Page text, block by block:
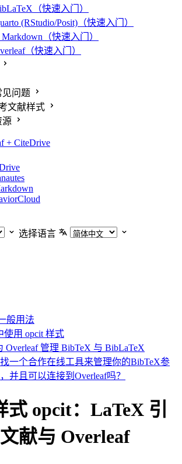
（快速入门）
(RStudio/Posit)（快速入门）
（快速入门）
（快速入门）
见问题
文献样式
源
+ CiteDrive
选择语言
般用法
使用 opcit 样式
Overleaf 管理 BibTeX 与 BibLaTeX
一个合作在线工具来管理你的BibTeX参
并且可以连接到Overleaf吗？
式 opcit：LaTeX 引
献与 Overleaf